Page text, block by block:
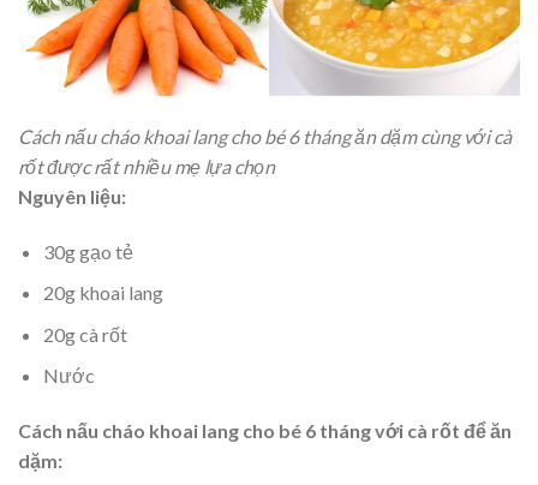
Cách nấu cháo khoai lang cho bé 6 tháng ăn dặm cùng với cà
rốt được rất nhiều mẹ lựa chọn
Nguyên liệu:
30g gạo tẻ
20g khoai lang
20g cà rốt
Nước
Cách nấu cháo khoai lang cho bé 6 tháng với cà rốt để ăn
dặm: